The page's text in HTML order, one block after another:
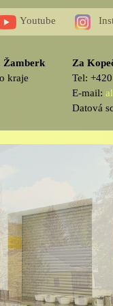
Youtube
Za
Tel:
E-mail:
Datová
Žamberk
kraje